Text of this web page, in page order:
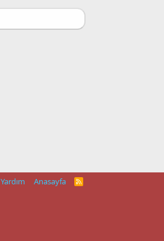
Yardım Anasayfa
R